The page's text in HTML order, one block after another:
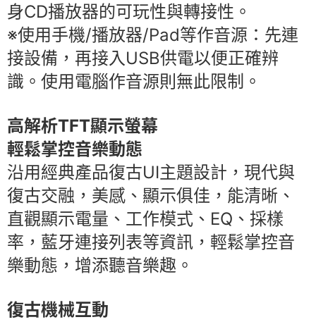
身CD播放器的可玩性與轉接性。
※使用手機/播放器/Pad等作音源：先連
接設備，再接入USB供電以便正確辨
識。使用電腦作音源則無此限制。
高解析TFT顯示螢幕
輕鬆掌控音樂動態
沿用經典產品復古UI主題設計，現代與
復古交融，美感、顯示俱佳，能清晰、
直觀顯示電量、工作模式、EQ、採樣
率，藍牙連接列表等資訊，輕鬆掌控音
樂動態，增添聽音樂趣。
復古機械互動